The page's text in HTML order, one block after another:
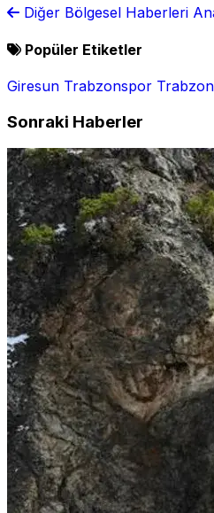
Diğer Bölgesel Haberleri
Popüler Etiketler
Giresun Trabzonspor Trabzon
Sonraki Haberler